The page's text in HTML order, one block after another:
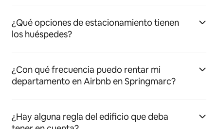
¿Qué opciones de estacionamiento tienen
los huéspedes?
¿Con qué frecuencia puedo rentar mi
departamento en Airbnb en Springmarc?
¿Hay alguna regla del edificio que deba